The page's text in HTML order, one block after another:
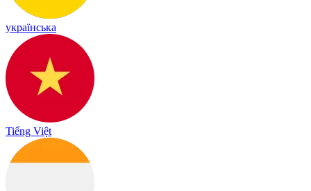
українська
Tiếng Việt